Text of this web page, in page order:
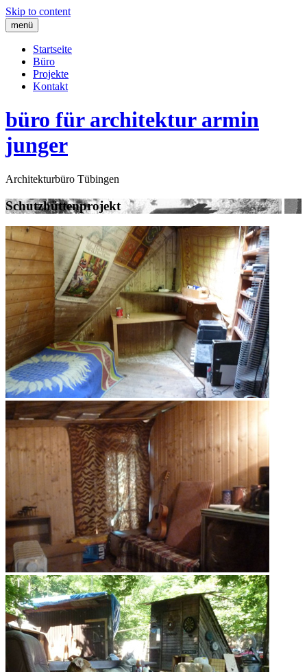
Skip to content
menü
Startseite
Büro
Projekte
Kontakt
büro für architektur armin
junger
Architekturbüro Tübingen
Schutzhüttenprojekt